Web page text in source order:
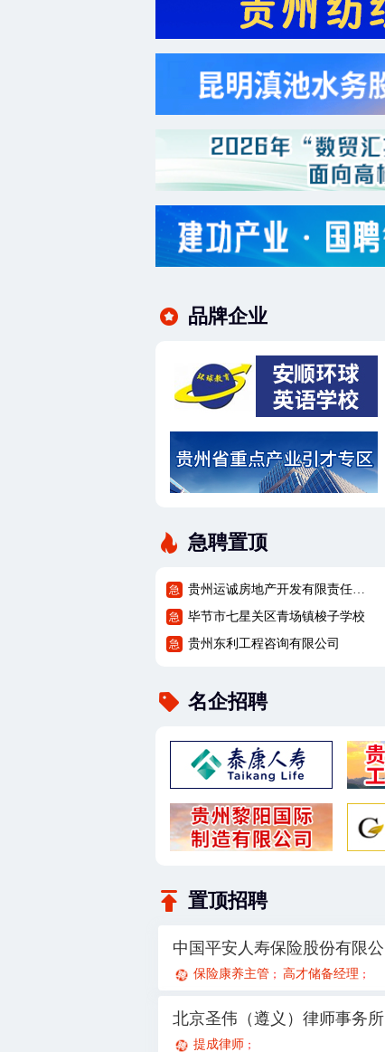
农/林/牧/园艺/其他类
品牌企业
急聘置顶
急 贵州运诚房地产开发有限责任公司
急 毕节市七星关区青场镇梭子学校
急 贵州东利工程咨询有限公司
名企招聘
置顶招聘
保险康养主管 ； 高才储备经理 ；
北京圣伟（遵义）律师事务所
提成律师 ；